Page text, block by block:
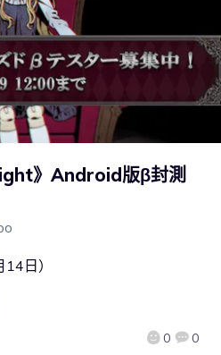
》Android版β封測
0 0
日）